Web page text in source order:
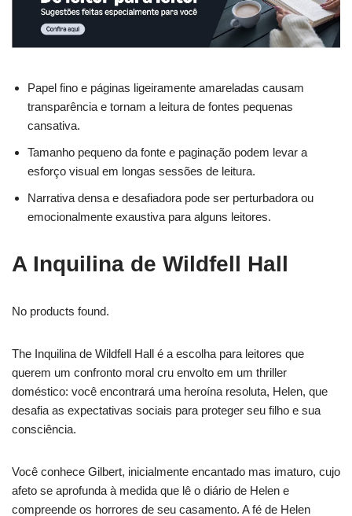
Papel fino e páginas ligeiramente amareladas causam
transparência e tornam a leitura de fontes pequenas
cansativa.
Tamanho pequeno da fonte e paginação podem levar a
esforço visual em longas sessões de leitura.
Narrativa densa e desafiadora pode ser perturbadora ou
emocionalmente exaustiva para alguns leitores.
A Inquilina de Wildfell Hall
No products found.
The Inquilina de Wildfell Hall é a escolha para leitores que
querem um confronto moral cru envolto em um thriller
doméstico: você encontrará uma heroína resoluta, Helen, que
desafia as expectativas sociais para proteger seu filho e sua
consciência.
Você conhece Gilbert, inicialmente encantado mas imaturo, cujo
afeto se aprofunda à medida que lê o diário de Helen e
compreende os horrores de seu casamento. A fé de Helen